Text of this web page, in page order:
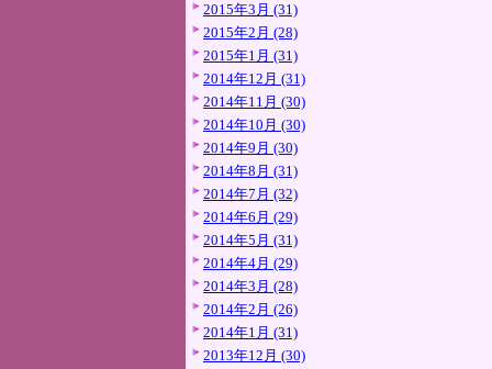
2015年3月 (31)
2015年2月 (28)
2015年1月 (31)
2014年12月 (31)
2014年11月 (30)
2014年10月 (30)
2014年9月 (30)
2014年8月 (31)
2014年7月 (32)
2014年6月 (29)
2014年5月 (31)
2014年4月 (29)
2014年3月 (28)
2014年2月 (26)
2014年1月 (31)
2013年12月 (30)